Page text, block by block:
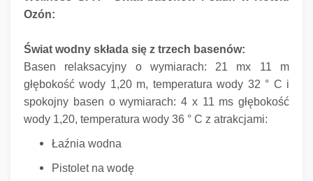
Ozón:
Świat wodny składa się z trzech basenów:
Basen relaksacyjny o wymiarach: 21 mx 11 m
głębokość wody 1,20 m, temperatura wody 32 ° C i
spokojny basen o wymiarach: 4 x 11 ms głębokość
wody 1,20, temperatura wody 36 ° C z atrakcjami:
Łaźnia wodna
Pistolet na wodę